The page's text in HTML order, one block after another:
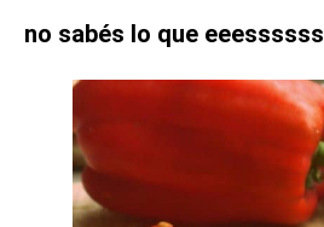
no sabés lo que eeessssss